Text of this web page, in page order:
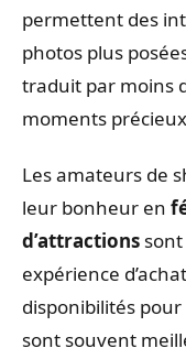
permettent des
photos plus
traduit par moins
moments
Les amateurs de
leur bonheur en
d’attractions
expérience
disponibilités
sont souvent